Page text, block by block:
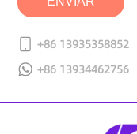
+86 13935358852
+86 13934462756